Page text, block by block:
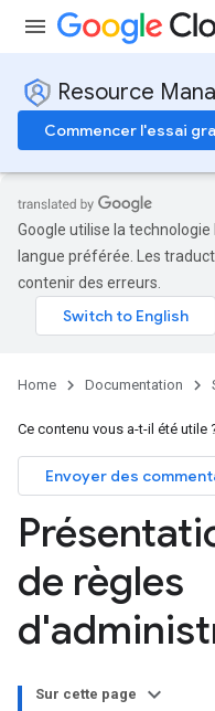
Resource
Commencer l'essai
Google utilise la
langue préférée. Les
contenir des erreurs.
Home Documentation
Ce contenu vous a-t-il été utile
Envoyer des
de règles
Sur cette page